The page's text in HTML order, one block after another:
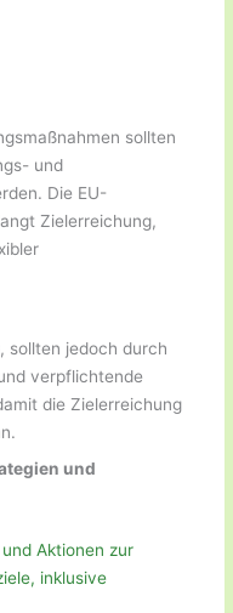
sollten
und
Die EU-
Zielerreichung,
sollten jedoch durch
verpflichtende
die Zielerreichung
und
Aktionen zur
inklusive